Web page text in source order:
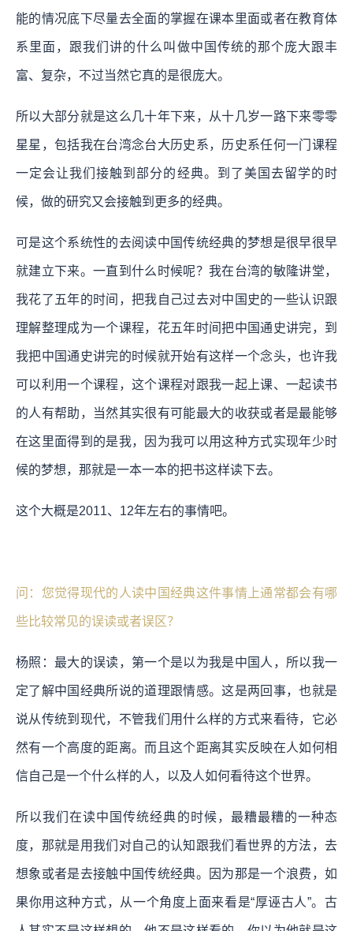
能的情况底下尽量去全面的掌握在课本里面或者在教育体
系里面，跟我们讲的什么叫做中国传统的那个庞大跟丰
富、复杂，不过当然它真的是很庞大。
所以大部分就是这么几十年下来，从十几岁一路下来零零
星星，包括我在台湾念台大历史系，历史系任何一门课程
一定会让我们接触到部分的经典。到了美国去留学的时
候，做的研究又会接触到更多的经典。
可是这个系统性的去阅读中国传统经典的梦想是很早很早
就建立下来。一直到什么时候呢？我在台湾的敏隆讲堂，
我花了五年的时间，把我自己过去对中国史的一些认识跟
理解整理成为一个课程，花五年时间把中国通史讲完，到
我把中国通史讲完的时候就开始有这样一个念头，也许我
可以利用一个课程，这个课程对跟我一起上课、一起读书
的人有帮助，当然其实很有可能最大的收获或者是最能够
在这里面得到的是我，因为我可以用这种方式实现年少时
候的梦想，那就是一本一本的把书这样读下去。
这个大概是2011、12年左右的事情吧。
问：您觉得现代的人读中国经典这件事情上通常都会有哪
些比较常见的误读或者误区？
杨照：最大的误读，第一个是以为我是中国人，所以我一
定了解中国经典所说的道理跟情感。这是两回事，也就是
说从传统到现代，不管我们用什么样的方式来看待，它必
然有一个高度的距离。而且这个距离其实反映在人如何相
信自己是一个什么样的人，以及人如何看待这个世界。
所以我们在读中国传统经典的时候，最糟最糟的一种态
度，那就是用我们对自己的认知跟我们看世界的方法，去
想象或者是去接触中国传统经典。因为那是一个浪费，如
果你用这种方式，从一个角度上面来看是“厚诬古人”。古